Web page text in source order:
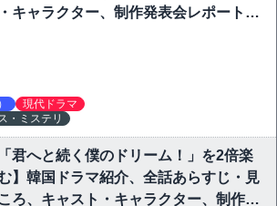
・キャラクター、制作発表会レポートな
現代ドラマ
・ミステリ
「君へと続く僕のドリーム！」を2倍楽
】韓国ドラマ紹介、全話あらすじ・見
ろ、キャスト・キャラクター、制作発